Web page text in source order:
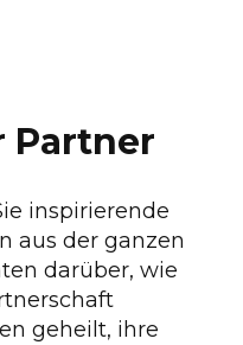
Partner
inspirierende
aus der ganzen
darüber, wie
geheilt, ihre